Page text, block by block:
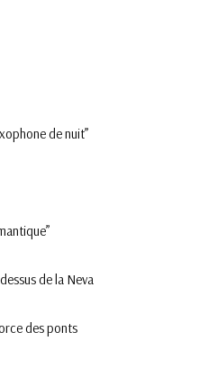
de nuit”
de la Neva
des ponts